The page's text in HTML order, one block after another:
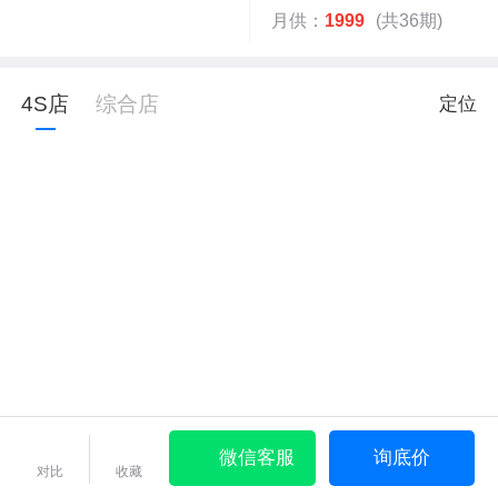
月供： 1999 (共36期)
4S店 综合店 定位
对比 收藏
微信客服 询底价